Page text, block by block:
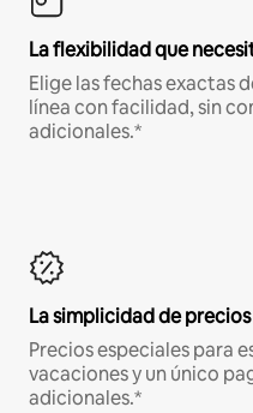
La flexibilidad que
Elige las fechas exactas
línea con facilidad, sin
adicionales.*
La simplicidad de
Precios especiales para
vacaciones y un único
adicionales.*